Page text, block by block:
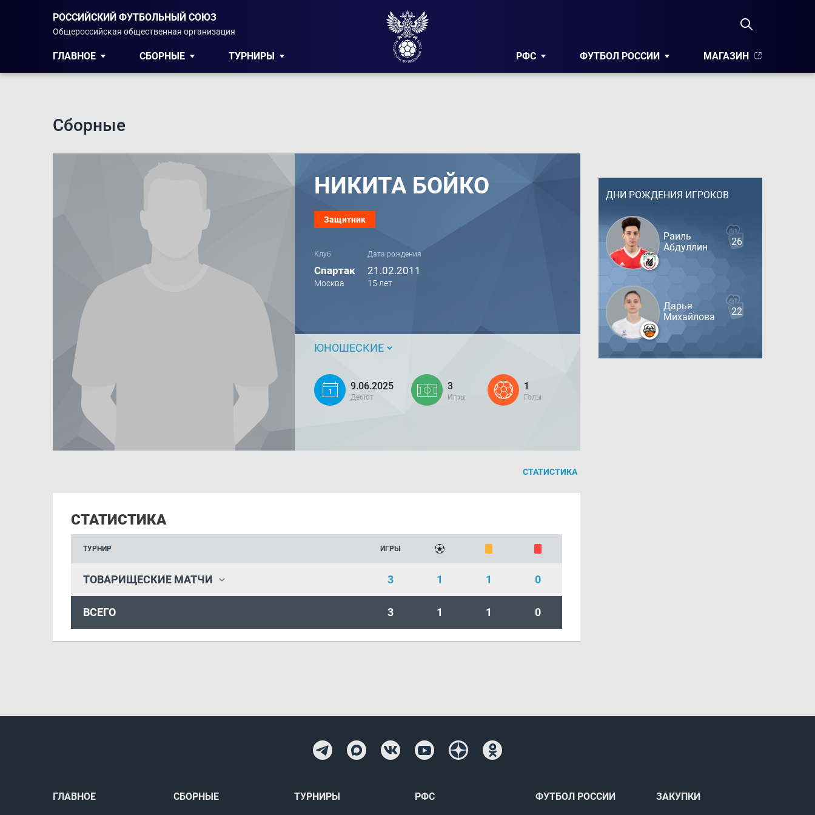
РОССИЙСКИЙ ФУТБОЛЬНЫЙ СОЮЗ
Общероссийская общественная организация
ГЛАВНОЕ СБОРНЫЕ ТУРНИРЫ РФС ФУТБОЛ РОССИИ МАГАЗИН
Сборные
НИКИТА БОЙКО
Защитник
Клуб
Спартак
Москва
Дата рождения
21.02.2011
15 лет
ЮНОШЕСКИЕ
9.06.2025
Дебют
3
Игры
1
Голы
СТАТИСТИКА
СТАТИСТИКА
ТУРНИР ИГРЫ
ТОВАРИЩЕСКИЕ МАТЧИ 3 1 1 0
ВСЕГО 3 1 1 0
ДНИ РОЖДЕНИЯ ИГРОКОВ
Раиль
Абдуллин
26
Дарья
Михайлова
22
ГЛАВНОЕ СБОРНЫЕ ТУРНИРЫ РФС ФУТБОЛ РОССИИ ЗАКУПКИ